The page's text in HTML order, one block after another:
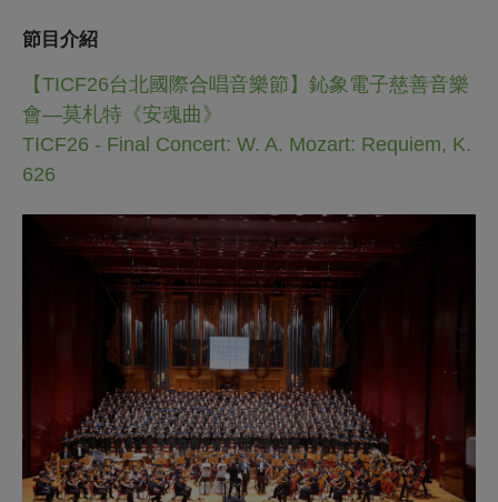
節目介紹
【TICF26台北國際合唱音樂節】 鈊象電子慈善音樂
會—莫札特《安魂曲》
TICF26 - Final Concert: W. A. Mozart: Requiem, K.
626